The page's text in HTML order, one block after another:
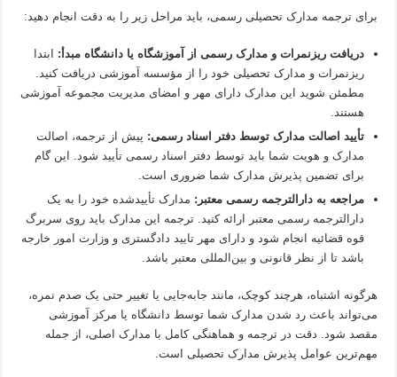
برای ترجمه مدارک تحصیلی رسمی، باید مراحل زیر را به دقت انجام دهید:
دریافت ریزنمرات و مدارک رسمی از آموزشگاه یا دانشگاه مبدأ:
ابتدا
ریزنمرات و مدارک تحصیلی خود را از مؤسسه آموزشی دریافت کنید.
مطمئن شوید این مدارک دارای مهر و امضای مدیریت مجموعه آموزشی
هستند.
تأیید اصالت مدارک توسط دفتر اسناد رسمی: پیش از ترجمه، اصالت
مدارک و هویت شما باید توسط دفتر اسناد رسمی تأیید شود. این گام
برای تضمین پذیرش مدارک شما ضروری است.
مراجعه به دارالترجمه رسمی معتبر: مدارک تأییدشده خود را به یک
دارالترجمه رسمی معتبر ارائه کنید. ترجمه این مدارک باید روی سربرگ
قوه قضائیه انجام شود و دارای مهر تایید دادگستری و وزارت امور خارجه
باشد تا از نظر قانونی و بین‌المللی معتبر باشد.
هرگونه اشتباه، هرچند کوچک، مانند جابه‌جایی یا تغییر حتی یک صدم نمره،
می‌تواند باعث رد شدن مدارک شما توسط دانشگاه یا مرکز آموزشی
مقصد شود. دقت در ترجمه و هماهنگی کامل با مدارک اصلی، از جمله
مهم‌ترین عوامل پذیرش مدارک تحصیلی است.